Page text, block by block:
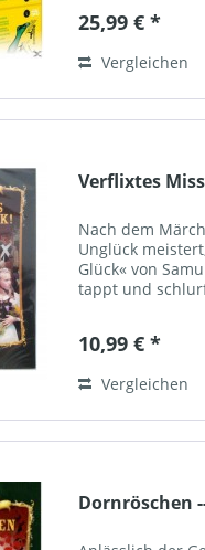
Spielzeit: ca. 456
25,99 € *
Vergleichen
Verflixtes
Nach dem
Unglück
Glück« von
tappt und
wie jämmerlich
10,99 € *
Vergleichen
Dornröschen